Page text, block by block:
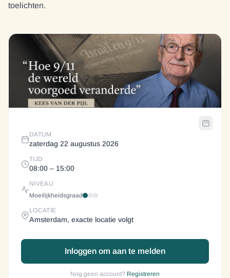
toelichten.
DATUM
zaterdag 22 augustus 2026
TIJD
08:00 – 15:00
NIVEAU
Moeilijkheidsgraad
LOCATIE
Amsterdam, exacte locatie volgt
Inloggen om aan te melden
Nog geen account? Registreren